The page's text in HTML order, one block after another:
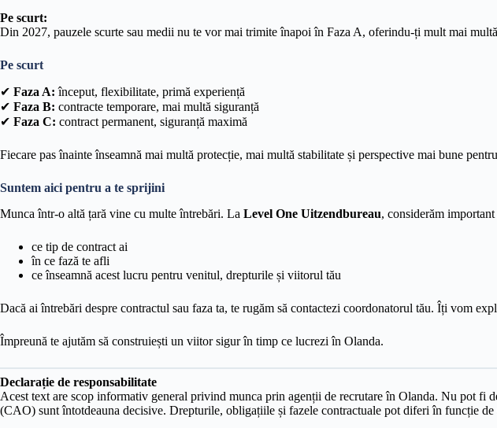
Pe scurt:
Din 2027, pauzele scurte sau medii nu te vor mai trimite înapoi în Faza A, oferindu-ți mult mai
Pe scurt
✔ Faza A: început, flexibilitate, primă experiență
✔ Faza B: contracte temporare, mai multă siguranță
✔ Faza C: contract permanent, siguranță maximă
Fiecare pas înainte înseamnă mai multă protecție, mai multă stabilitate și perspective mai bune
Suntem aici pentru a te sprijini
Munca într-o altă țară vine cu multe întrebări. La Level One Uitzendbureau, considerăm
ce tip de contract ai
în ce fază te afli
ce înseamnă acest lucru pentru venitul, drepturile și viitorul tău
Dacă ai întrebări despre contractul sau faza ta, te rugăm să contactezi coordonatorul tău. Îți vom
Împreună te ajutăm să construiești un viitor sigur în timp ce lucrezi în Olanda.
Declarație de responsabilitate
Acest text are scop informativ general privind munca prin agenții de recrutare în Olanda. Nu pot
(CAO) sunt întotdeauna decisive. Drepturile, obligațiile și fazele contractuale pot diferi în funcție de